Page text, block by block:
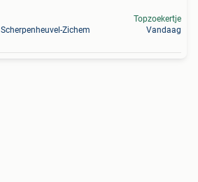
Scherpenheuvel-Zichem
Topzoekertje
Vandaag